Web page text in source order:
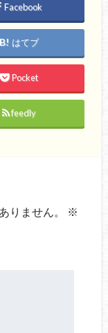
Facebook
はてブ
Pocket
feedly
りません。
※